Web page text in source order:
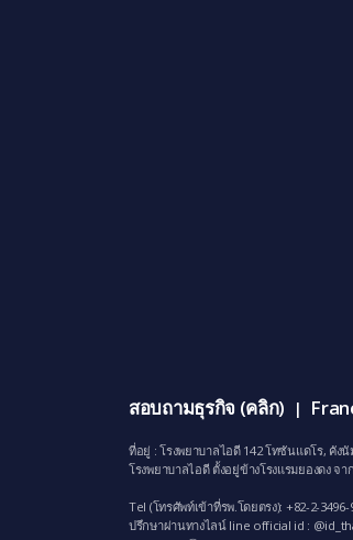
สอบถามธุรกิจ (คลิก) |
ที่อยู่ : โรงพยาบาลไอดี 142 โทซันแดโร, คัง
โรงพยาบาลไอดี ตั้งอยู่ข้างโรงแรมยองดง
Tel (โทรศัพท์เข้าที่รพ.โดยตรง): +82-2-
ปรึกษาผ่านทางไลน์ line official id :